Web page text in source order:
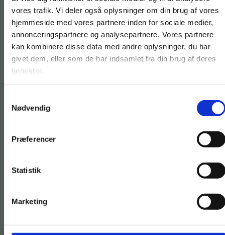
vores trafik. Vi deler også oplysninger om din brug af vores
hjemmeside med vores partnere inden for sociale medier,
annonceringspartnere og analysepartnere. Vores partnere
kan kombinere disse data med andre oplysninger, du har
givet dem, eller som de har indsamlet fra din brug af deres
tjenester.
Nødvendig
Præferencer
Statistik
Marketing
fx om ioner, molekyler og grundstoffer
For privatkunder og
studerende. Du får
vist priser inkl.
For institutioner og
virksomheder. Du
får vist priser ekskl.